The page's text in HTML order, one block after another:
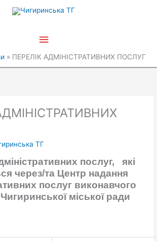
Головне
ПЕРЕЛІК АДМІНІСТРАТИВНИХ ПОСЛУГ
ТГ
послуг,
які
через/та Центр надання
послуг виконавчого
міської ради